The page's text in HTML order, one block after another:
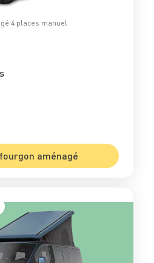
4 places manuel
aménagé